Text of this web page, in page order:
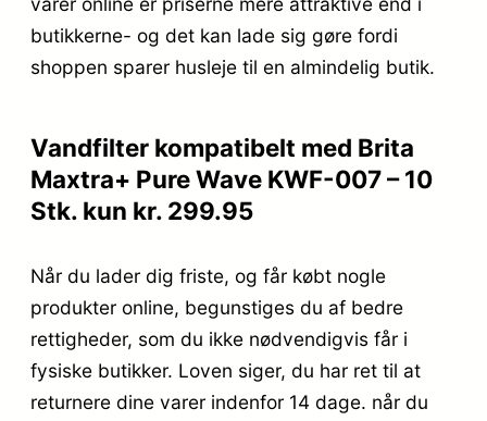
butikkerne- og det kan lade sig gøre fordi
shoppen sparer husleje til en almindelig butik.
Vandfilter kompatibelt med Brita
Maxtra+ Pure Wave KWF-007 – 10
Stk. kun kr. 299.95
Når du lader dig friste, og får købt nogle
produkter online, begunstiges du af bedre
rettigheder, som du ikke nødvendigvis får i
fysiske butikker. Loven siger, du har ret til at
returnere dine varer indenfor 14 dage. når du